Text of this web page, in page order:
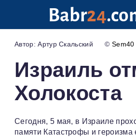
Babr24
Артур Скальский ©Sem40
Израиль
Холокоста
Сегодня, 5 мая, в Израиле
памяти Катастрофы и героизма